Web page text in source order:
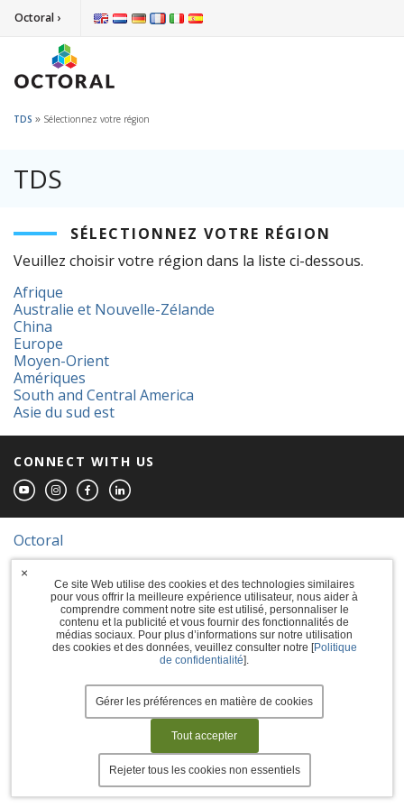
Octoral ›
TDS » Sélectionnez votre région
TDS
SÉLECTIONNEZ VOTRE RÉGION
Veuillez choisir votre région dans la liste ci-dessous.
Afrique
Australie et Nouvelle-Zélande
China
Europe
Moyen-Orient
Amériques
South and Central America
Asie du sud est
CONNECT WITH US
Octoral
© 2026 The Sherwin-Williams Company
Computer screens and printers vary in how
colors are displayed, so the colors you see
may not match the coating's actual color.
Ce site Web utilise des cookies et des technologies similaires
pour vous offrir la meilleure expérience utilisateur, nous aider à
comprendre comment notre site est utilisé, personnaliser le
contenu et la publicité et vous fournir des fonctionnalités de
médias sociaux. Pour plus d’informations sur notre utilisation
des cookies et des données, veuillez consulter notre [Politique
de confidentialité].
Gérer les préférences en matière de cookies
Tout accepter
Rejeter tous les cookies non essentiels
×